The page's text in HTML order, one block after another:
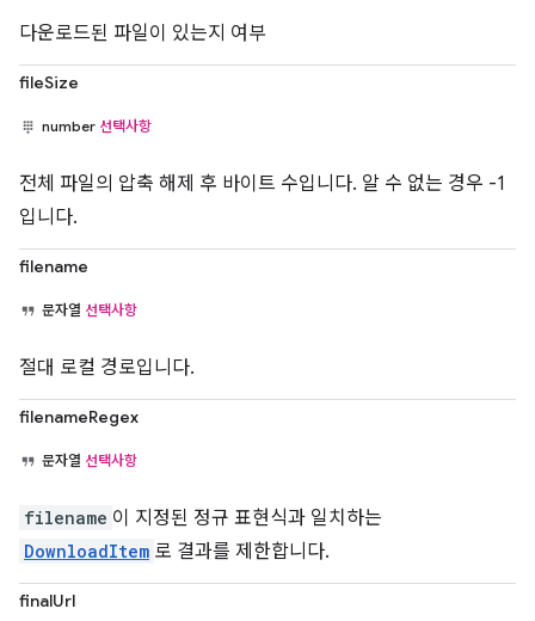
다운로드된 파일이 있는지 여부
fileSize
number 선택사항
전체 파일의 압축 해제 후 바이트 수입니다. 알 수 없는 경우 -1
입니다.
filename
문자열 선택사항
절대 로컬 경로입니다.
filenameRegex
문자열 선택사항
filename 이 지정된 정규 표현식과 일치하는
DownloadItem 로 결과를 제한합니다.
finalUrl